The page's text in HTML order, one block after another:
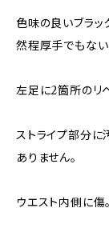
色味の良いブラッ
然程厚手でもない
左足に2箇所のリ
ストライプ部分に
ありません。
ウエスト内側に傷。